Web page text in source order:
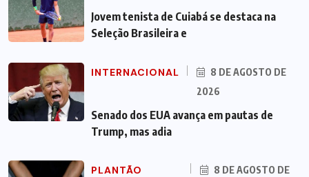
Jovem tenista de Cuiabá se destaca na
Seleção Brasileira e
INTERNACIONAL
8 DE AGOSTO DE
2026
Senado dos EUA avança em pautas de
Trump, mas adia
PLANTÃO
8 DE AGOSTO DE